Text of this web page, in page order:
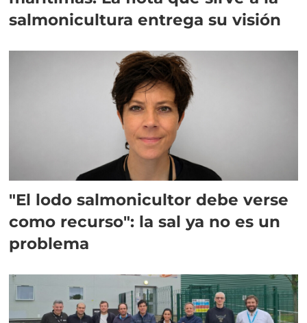
salmonicultura entrega su visión
"El lodo salmonicultor debe verse
como recurso": la sal ya no es un
problema